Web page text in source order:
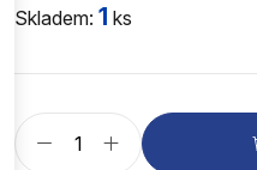
Skladem: 1 ks